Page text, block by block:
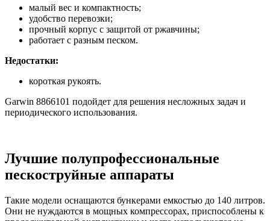
малый вес и компактность;
удобство перевозки;
прочный корпус с защитой от ржавчины;
работает с разным песком.
Недостатки:
короткая рукоять.
Garwin 8866101 подойдет для решения несложных задач и
периодического использования.
Лучшие полупрофессиональные
пескоструйные аппараты
Такие модели оснащаются бункерами емкостью до 140 литров.
Они не нуждаются в мощных компрессорах, приспособлены к